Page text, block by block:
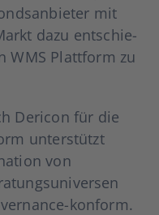
mit
dazu ent­schie­
WMS Platt­form zu
Der­icon für die
unter­stützt
von
kon­­­form.